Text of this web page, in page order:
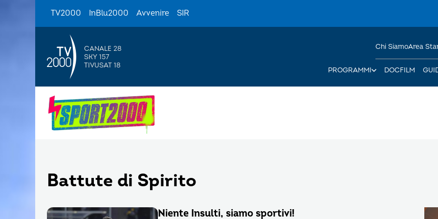
TV2000 InBlu2000 Avvenire SIR
CANALE 28
SKY 157
TIVUSAT 18
PROGRAMMI DOCFILM
Chi SiamoArea
Battute di Spirito
Niente Insulti, siamo sportivi!